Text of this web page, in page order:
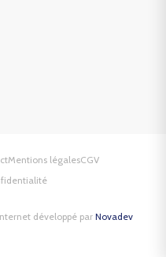
développé par Novadev
Mentions légalesCGV